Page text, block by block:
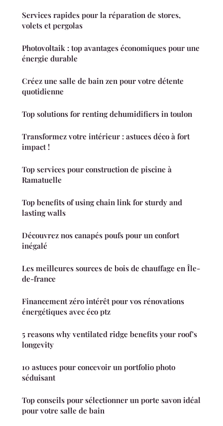
Services rapides pour la réparation de stores,
volets et pergolas
Photovoltaik : top avantages économiques pour une
énergie durable
Créez une salle de bain zen pour votre détente
quotidienne
Top solutions for renting dehumidifiers in toulon
Transformez votre intérieur : astuces déco à fort
impact !
Top services pour construction de piscine à
Ramatuelle
Top benefits of using chain link for sturdy and
lasting walls
Découvrez nos canapés poufs pour un confort
inégalé
Les meilleures sources de bois de chauffage en Île-
de-france
Financement zéro intérêt pour vos rénovations
énergétiques avec éco ptz
5 reasons why ventilated ridge benefits your roof's
longevity
10 astuces pour concevoir un portfolio photo
séduisant
Top conseils pour sélectionner un porte savon idéal
pour votre salle de bain